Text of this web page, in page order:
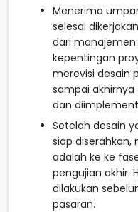
Menerima
selesai
dari
kepentingan
merevisi desain
sampai akhirnya
dan
Setelah desain
siap diserahkan,
adalah ke ke
pengujian akhir.
dilakukan
pasaran.